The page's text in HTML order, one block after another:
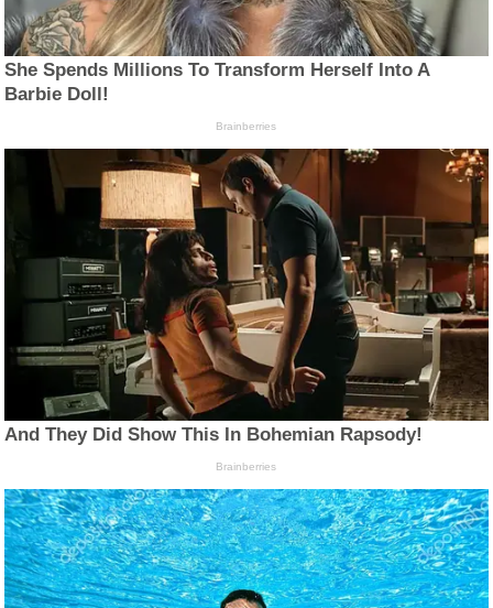
She Spends Millions To Transform Herself Into A
Barbie Doll!
Brainberries
And They Did Show This In Bohemian Rapsody!
Brainberries